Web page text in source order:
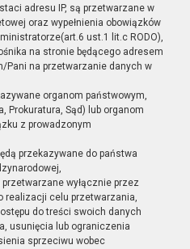
adresu IP, są przetwarzane w
oraz wypełnienia obowiązków
ust.1 lit.c RODO),
na stronie będącego adresem
Pani na przetwarzanie danych w
organom państwowym,
Prokuratura, Sąd) lub organom
z prowadzonym
przekazywane do państwa
wyłącznie przez
realizacji celu przetwarzania,
do treści swoich danych
usunięcia lub ograniczenia
sprzeciwu wobec